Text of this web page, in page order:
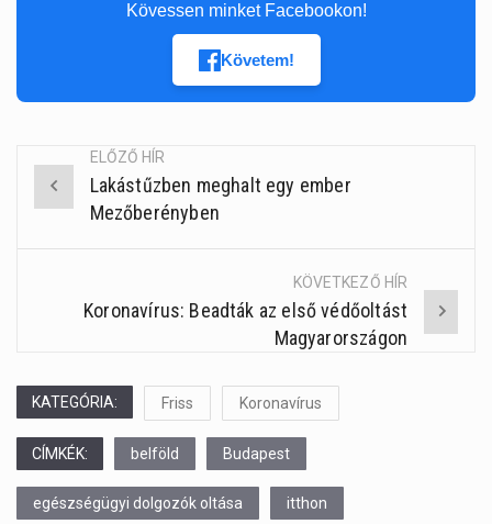
Kövessen minket Facebookon!
Követem!
Post
navigation
ELŐZŐ HÍR
Lakástűzben meghalt egy ember
Mezőberényben
KÖVETKEZŐ HÍR
Koronavírus: Beadták az első védőoltást
Magyarországon
KATEGÓRIA: Friss Koronavírus
CÍMKÉK: belföld Budapest
egészségügyi dolgozók oltása itthon